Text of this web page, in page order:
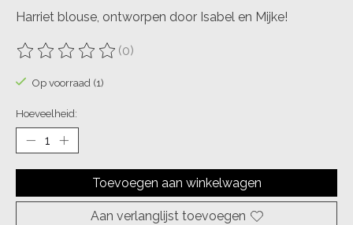
Harriet blouse, ontworpen door Isabel en Mijke!
De beoordeling van dit product is
(0)
Op voorraad (1)
Hoeveelheid:
Toevoegen aan winkelwagen
Aan verlanglijst toevoegen